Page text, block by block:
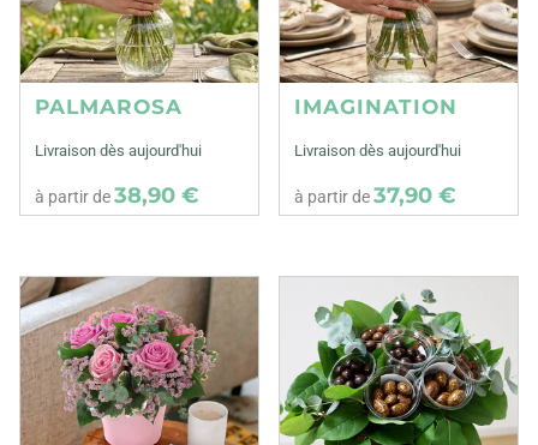
PALMAROSA
Livraison dès aujourd'hui
à partir de38,90 €
IMAGINATION
Livraison dès aujourd'hui
à partir de37,90 €